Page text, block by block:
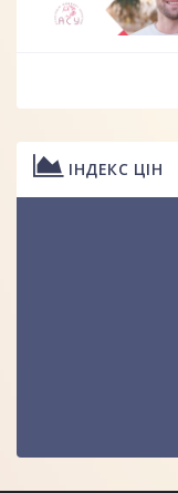
ІНДЕКС ЦІН